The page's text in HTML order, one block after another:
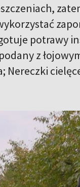
potrawy
z
Nereczki